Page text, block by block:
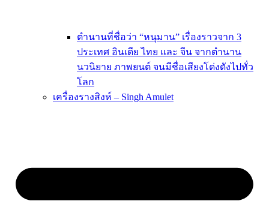
ตำนานที่ชื่อว่า “หนุมาน” เรื่องราวจาก 3
ประเทศ อินเดีย ไทย และ จีน จากตำนาน
นวนิยาย ภาพยนต์ จนมีชื่อเสียงโด่งดังไปทั่ว
โลก
เครื่องรางสิงห์ – Singh Amulet